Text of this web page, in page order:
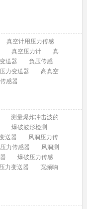
真空计用压力传感
真空压力计
真
送器
负压传感
力变送器
高真空
感器
测量爆炸冲击波的
爆破波形检测
送器
风洞压力传
力传感器
风洞测
爆破压力传感
力变送器
宽频响